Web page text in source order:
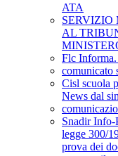
ATA
SERVIZIO
AL
Flc
comunicato
Cisl scuola
News dal
Snadir Info-
legge 300/
prova dei